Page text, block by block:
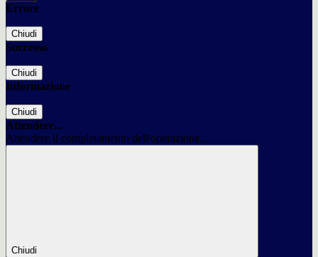
Errore
Chiudi
Successo
Chiudi
Informazione
Chiudi
Attendere...
Attendere il completamento dell'operazione...
Chiudi